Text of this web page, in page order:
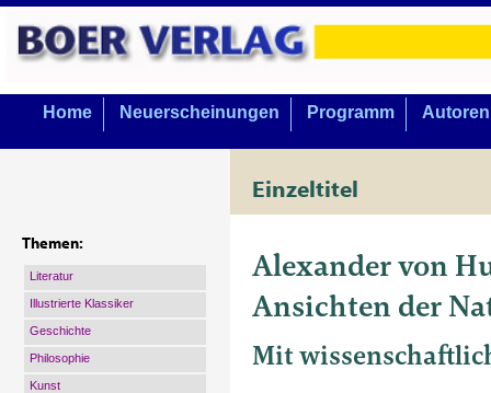
Home Neuerscheinungen Programm Autoren
Einzeltitel
Themen:
Literatur
Illustrierte Klassiker
Geschichte
Philosophie
Kunst
Alexander von
Ansichten der
Mit